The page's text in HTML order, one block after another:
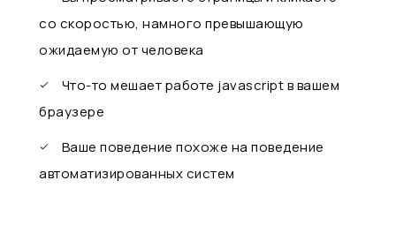
со скоростью, намного превышающую
ожидаемую от человека
Что-то мешает работе javascript в вашем
браузере
Ваше поведение похоже на поведение
автоматизированных систем